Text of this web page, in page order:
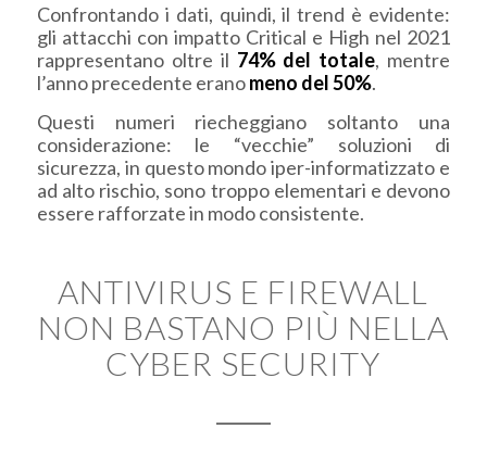
Confrontando i dati, quindi, il trend è evidente:
gli attacchi con impatto Critical e High nel 2021
rappresentano oltre il 74% del totale, mentre
l’anno precedente eranomeno del 50%.
Questi numeri riecheggiano soltanto una
considerazione: le “vecchie” soluzioni di
sicurezza, in questo mondo iper-informatizzato e
ad alto rischio, sono troppo elementari e devono
essere rafforzate in modo consistente.
ANTIVIRUS E FIREWALL
NON BASTANO PIÙ NELLA
CYBER SECURITY